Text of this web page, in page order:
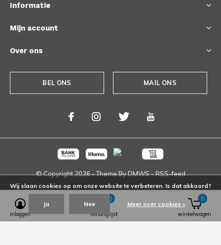
Informatie
Mijn account
Over ons
BEL ONS MAIL ONS
© Copyright2026- Theme ByDMWS-RSS-feed
inloggen verlanglijst
0
winkelwagen
0
Wij slaan cookies op om onze website te verbeteren. Is dat akkoord?
Ja Nee Meer over cookies »